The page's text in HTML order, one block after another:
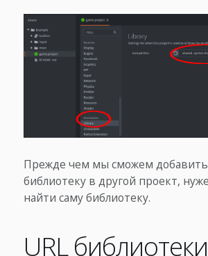
Прежде чем мы сможем добавить
библиотеку в другой проект,
найти саму библиотеку.
URL библиотеки